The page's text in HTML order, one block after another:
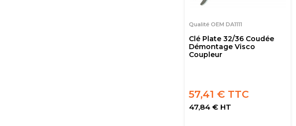
Qualité OEM DA1111
Clé Plate 32/36 Coudée
Démontage Visco
Coupleur
57,41 € TTC
47,84 € HT